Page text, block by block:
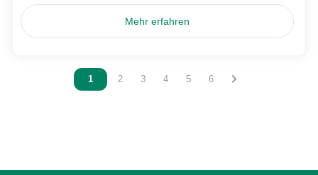
Mehr erfahren
Vous êtes sur la page
1 Vous êtes sur la page
2 Vous êtes sur la page
3 Vous êtes sur la page
4 Vous êtes sur la page
5 Vous êtes sur la page
6